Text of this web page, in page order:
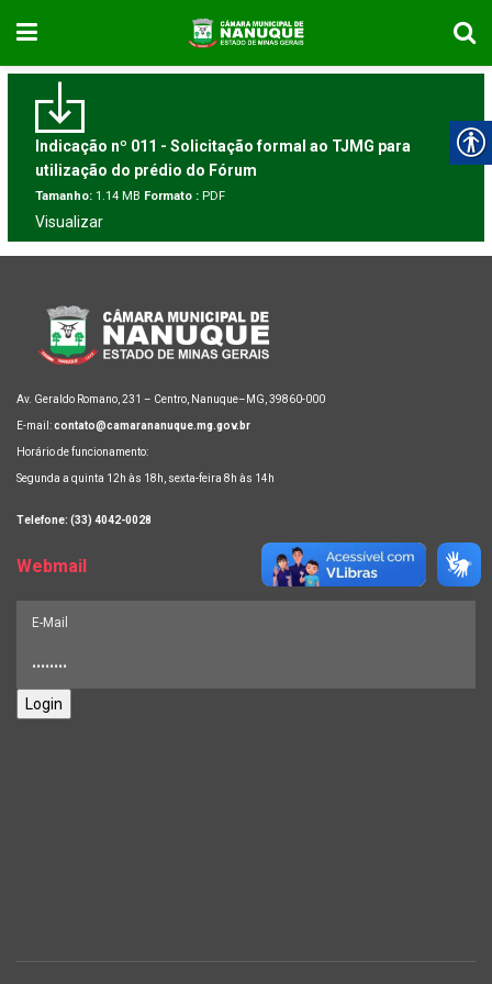
Indicação nº 011 - Solicitação formal ao TJMG para
utilização do prédio do Fórum
Tamanho: 1.14 MB Formato : PDF
Visualizar
Av. Geraldo Romano, 231 – Centro, Nanuque–MG, 39860-000
E-mail:contato@camarananuque.mg.gov.br
Horário de funcionamento:
Segunda a quinta 12h às 18h, sexta-feira 8h às 14h
Telefone: (33) 4042-0028
Webmail
Login